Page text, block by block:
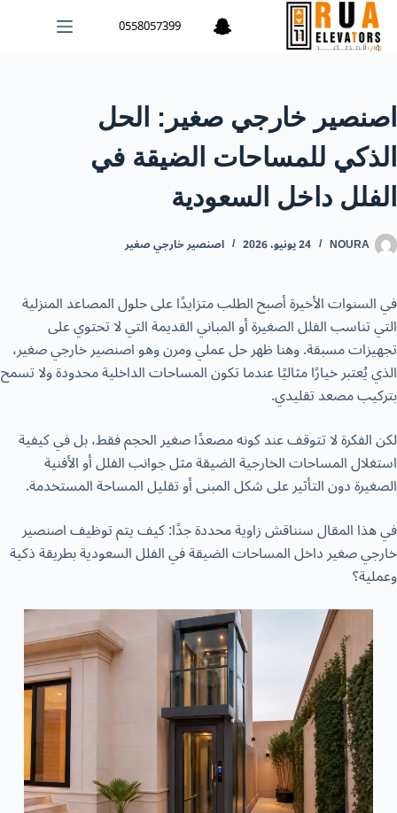
0558057399
اصنصير خارجي صغير: الحل
الذكي للمساحات الضيقة في
الفلل داخل السعودية
NOURA 24 يونيو، 2026 اصنصير خارجي صغير
في السنوات الأخيرة أصبح الطلب متزايدًا على حلول المصاعد المنزلية
التي تناسب الفلل الصغيرة أو المباني القديمة التي لا تحتوي على
تجهيزات مسبقة. وهنا ظهر حل عملي ومرن وهو اصنصير خارجي صغير،
الذي يُعتبر خيارًا مثاليًا عندما تكون المساحات الداخلية محدودة ولا تسمح
بتركيب مصعد تقليدي.
لكن الفكرة لا تتوقف عند كونه مصعدًا صغير الحجم فقط، بل في كيفية
استغلال المساحات الخارجية الضيقة مثل جوانب الفلل أو الأفنية
الصغيرة دون التأثير على شكل المبنى أو تقليل المساحة المستخدمة.
في هذا المقال سنناقش زاوية محددة جدًا: كيف يتم توظيف اصنصير
خارجي صغير داخل المساحات الضيقة في الفلل السعودية بطريقة ذكية
وعملية؟